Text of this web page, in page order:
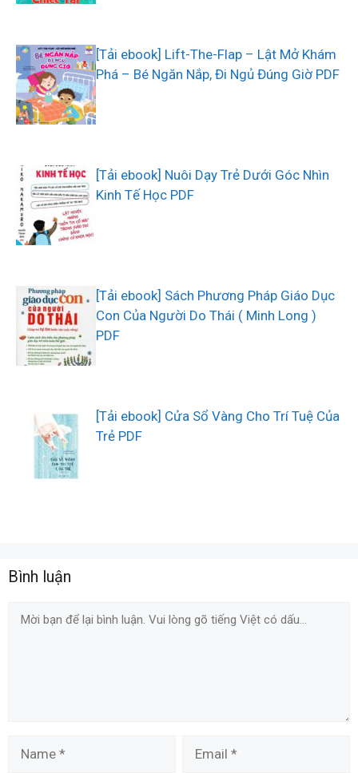
[Tải ebook] Lift-The-Flap – Lật Mở Khám
Phá – Bé Ngăn Nắp, Đi Ngủ Đúng Giờ PDF
[Tải ebook] Nuôi Dạy Trẻ Dưới Góc Nhìn
Kinh Tế Học PDF
[Tải ebook] Sách Phương Pháp Giáo Dục
Con Của Người Do Thái ( Minh Long )
PDF
[Tải ebook] Cửa Sổ Vàng Cho Trí Tuệ Của
Trẻ PDF
Bình luận
Comment